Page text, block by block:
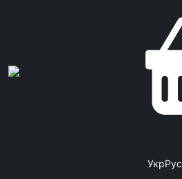
УкрРус